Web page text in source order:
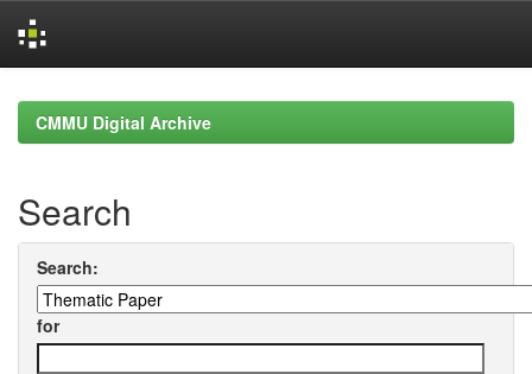
navigationCMMU Digital Archive
Search
Search:
for